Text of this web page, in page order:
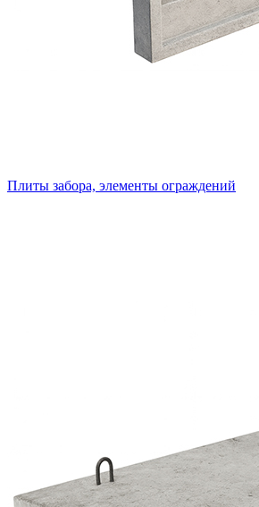
Плиты забора, элементы ограждений